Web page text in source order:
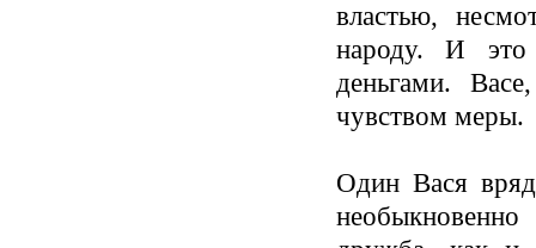
властью,
народу. И это
деньгами.
чувством меры.
Один Вася